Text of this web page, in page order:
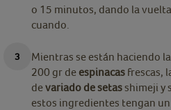
o 15 minutos, dando la
cuando.
Mientras se están haciendo
200 gr de espinacas frescas,
devariado de setasshimeji y
estos ingredientes tengan